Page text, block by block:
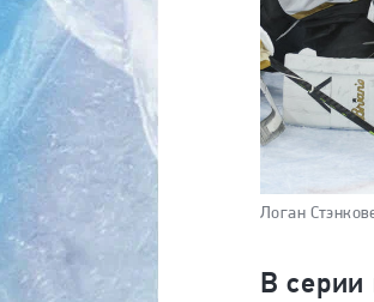
Логан
В серии